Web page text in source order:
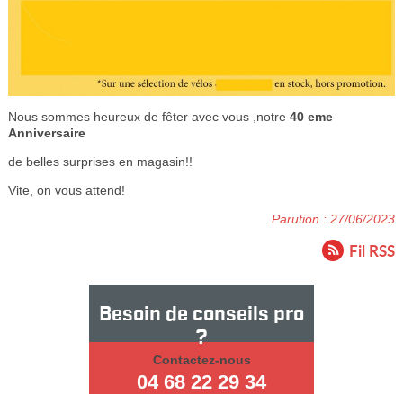
Nous sommes heureux de fêter avec vous ,notre 40 eme
Anniversaire
de belles surprises en magasin!!
Vite, on vous attend!
Parution : 27/06/2023
Fil RSS
Besoin de conseils pro
?
Contactez-nous
04 68 22 29 34